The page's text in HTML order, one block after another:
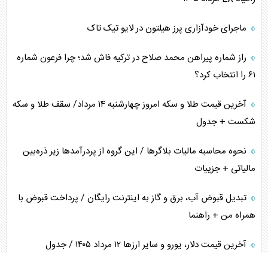
ماجرای خودآزاری پرز هیلتون در لایو تیک تاک
راز شماره پیراهن محمد صلاح در ترکیه فاش شد؛ چرا فرعون شماره
۶۱ را انتخاب کرد؟
آخرین قیمت طلا و سکه امروز چهارشنبه ۱۴ مرداد/ سقف طلا و سکه
شکست + جدول
نحوه محاسبه مالیات بلاگر‌ها / این گروه از پردرآمد‌ها زیر ذره‌بین
مالیاتی + جزییات
تبدیل قبوض آب، برق و گاز به اینترنت رایگان / پرداخت قبوض با
همراه من + راهنما
آخرین قیمت دلار، یورو و سایر ارز‌ها ۱۲ مرداد ۱۴۰۵ / جدول